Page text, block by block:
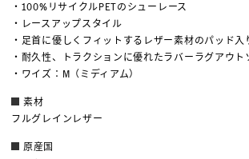
・100%リサイクルPETのシューレース
・レースアップスタイル
・足首に優しくフィットするレザー素材のパッド入
・耐久性、トラクションに優れたラバーラグアウト
・ワイズ：M（ミディアム）
素材
フルグレインレザー
原産国